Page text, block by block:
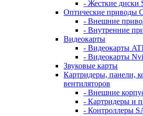
- Жесткие диски
Оптические приводы
- Внешние
- Внутренние
Видеокарты
- Видеокарты
- Видеокарты
Звуковые карты
Картридеры, панели,
вентиляторов
- Внешние
- Картридеры и
- Контроллеры